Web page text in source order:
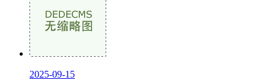
2025-09-15